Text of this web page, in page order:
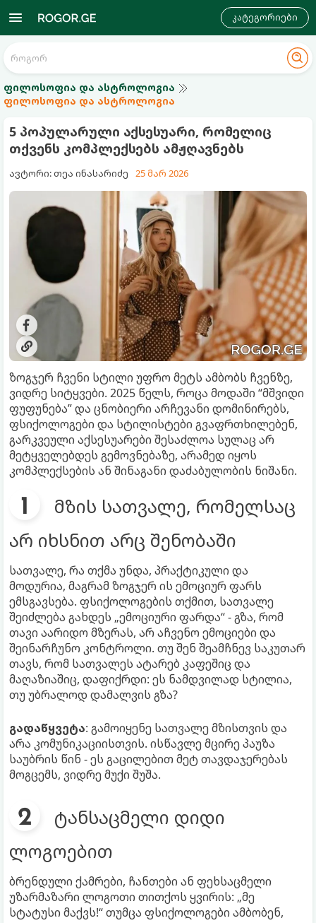
კატეგორიები
ფილოსოფია და ასტროლოგია
ფილოსოფია და ასტროლოგია
5 პოპულარული აქსესუარი, რომელიც
თქვენს კომპლექსებს ამჟღავნებს
ავტორი: თეა ინასარიძე 25 მარ 2026
ზოგჯერ ჩვენი სტილი უფრო მეტს ამბობს ჩვენზე,
ვიდრე სიტყვები. 2025 წელს, როცა მოდაში “მშვიდი
ფუფუნება” და ცნობიერი არჩევანი დომინირებს,
ფსიქოლოგები და სტილისტები გვაფრთხილებენ,
გარკვეული აქსესუარები შესაძლოა სულაც არ
მეტყველებდეს გემოვნებაზე, არამედ იყოს
კომპლექსების ან შინაგანი დაძაბულობის ნიშანი.
მზის სათვალე, რომელსაც
არ იხსნით არც შენობაში
სათვალე, რა თქმა უნდა, პრაქტიკული და
მოდურია, მაგრამ ზოგჯერ ის ემოციურ ფარს
ემსგავსება. ფსიქოლოგების თქმით, სათვალე
შეიძლება გახდეს „ემოციური ფარდა“ - გზა, რომ
თავი აარიდო მზერას, არ აჩვენო ემოციები და
შეინარჩუნო კონტროლი. თუ შენ შეამჩნევ საკუთარ
თავს, რომ სათვალეს ატარებ კაფეშიც და
მაღაზიაშიც, დაფიქრდი: ეს ნამდვილად სტილია,
თუ უბრალოდ დამალვის გზა?
გადაწყვეტა: გამოიყენე სათვალე მზისთვის და
არა კომუნიკაციისთვის. ისწავლე მცირე პაუზა
საუბრის წინ - ეს გაცილებით მეტ თავდაჯერებას
მოგცემს, ვიდრე მუქი შუშა.
ტანსაცმელი დიდი
ლოგოებით
ბრენდული ქამრები, ჩანთები ან ფეხსაცმელი
უზარმაზარი ლოგოთი თითქოს ყვირის: „მე
სტატუსი მაქვს!“ თუმცა ფსიქოლოგები ამბობენ,